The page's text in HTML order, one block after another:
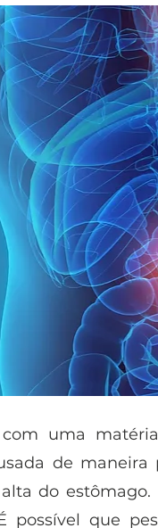
uma
de maneira
do
possível que